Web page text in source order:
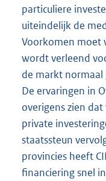
particuliere
uiteindelijk de
Voorkomen moet
wordt verleend
de markt normaal
De ervaringen in
overigens zien
private
staatssteun
provincies heeft
financiering snel